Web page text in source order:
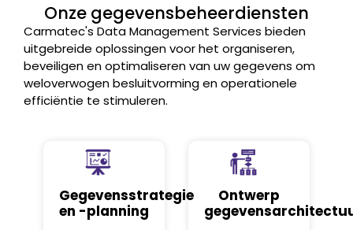
Onze gegevensbeheerdiensten
Carmatec's Data Management Services bieden
uitgebreide oplossingen voor het organiseren,
beveiligen en optimaliseren van uw gegevens om
weloverwogen besluitvorming en operationele
efficiëntie te stimuleren.
Gegevensstrategie
en -planning
Ontwerp